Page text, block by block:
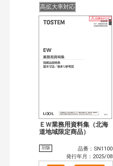
高拡大率対応
ＥＷ業務用資料集（北海
道地域限定商品）
旧版
品番：SN1100
発行年月：2025/08